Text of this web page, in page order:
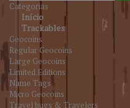
Categorias
Início
Trackables
Geocoins
Regular Geocoins
Large Geocoins
Limited Editions
Name Tags
Micro Geocoins
Travel bugs & Travelers